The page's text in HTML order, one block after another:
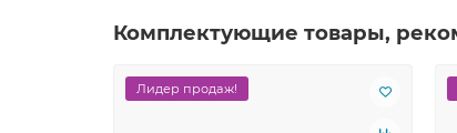
Комплектующие товары,
Лидер продаж!